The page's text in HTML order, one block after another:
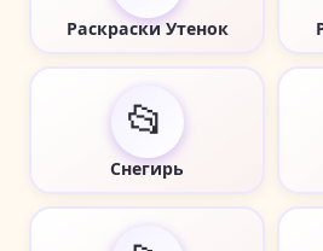
Раскраски Утенок
📂
Снегирь